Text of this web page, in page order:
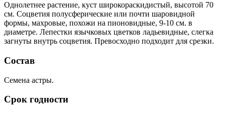
Однолетнее растение, куст широкораскидистый, высотой 70
см. Соцветия полусферические или почти шаровидной
формы, махровые, похожи на пионовидные, 9-10 см. в
диаметре. Лепестки язычковых цветков ладьевидные, слегка
загнуты внутрь соцветия. Превосходно подходит для срезки.
Состав
Семена астры.
Срок годности